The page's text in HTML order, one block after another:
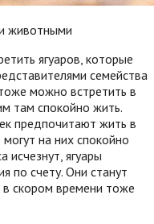
животными
ягуаров, которые
семейства
можно встретить в
там спокойно жить.
предпочитают жить в
на них спокойно
исчезнут, ягуары
по счету. Они станут
скором времени тоже